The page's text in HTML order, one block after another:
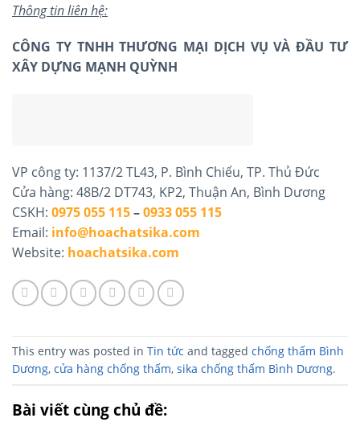
Thông tin liên hệ:
CÔNG TY TNHH THƯƠNG MẠI DỊCH VỤ VÀ ĐẦU TƯ
XÂY DỰNG MẠNH QUỲNH
VP công ty: 1137/2 TL43, P. Bình Chiểu, TP. Thủ Đức
Cửa hàng: 48B/2 DT743, KP2, Thuận An, Bình Dương
CSKH: 0975 055 115–0933 055 115
Email: info@hoachatsika.com
Website: hoachatsika.com
This entry was posted in Tin tức and tagged chống thấm Bình
Dương, cửa hàng chống thấm, sika chống thấm Bình Dương.
Bài viết cùng chủ đề: